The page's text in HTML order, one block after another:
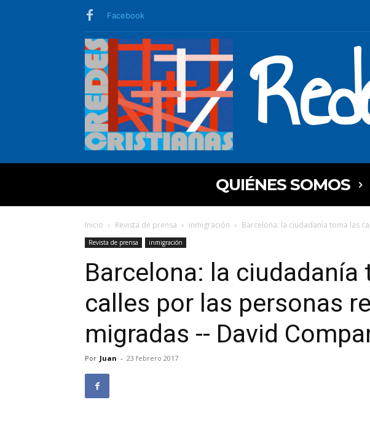
Facebook
QUIÉNES SOMOS
Inicio Revista de prensa inmigración Barcelona: la ciudadanía toma las
Revista de prensa inmigración
Barcelona: la ciudadanía
calles por las personas
migradas -- David
Por Juan - 23 febrero 2017